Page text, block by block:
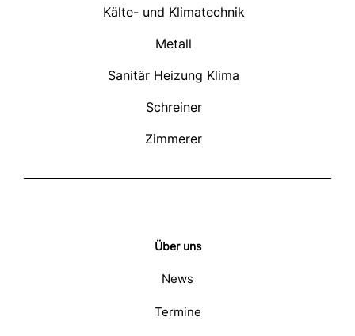
Kälte- und Klimatechnik
Metall
Sanitär Heizung Klima
Schreiner
Zimmerer
Über uns
News
Termine